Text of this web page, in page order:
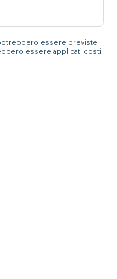
essere previste
essere applicati costi